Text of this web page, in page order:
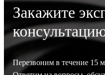
Закажите
Перезвоним в течение 15